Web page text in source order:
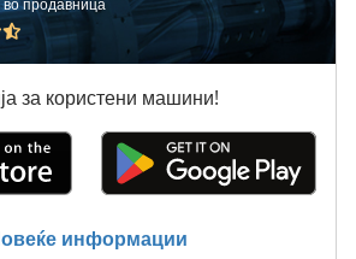
За Дупчење
За Дупчење
Камен
Машина
продавница
за користени машини!
информации